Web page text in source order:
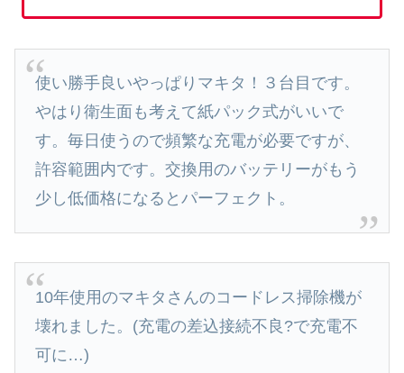
使い勝手良いやっぱりマキタ！３台目です。
やはり衛生面も考えて紙パック式がいいで
す。毎日使うので頻繁な充電が必要ですが、
許容範囲内です。交換用のバッテリーがもう
少し低価格になるとパーフェクト。
10年使用のマキタさんのコードレス掃除機が
壊れました。(充電の差込接続不良?で充電不
可に…)